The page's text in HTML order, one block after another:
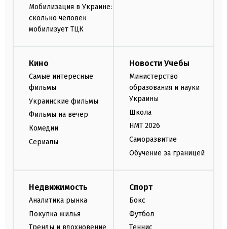
Мобилизация в Украине:
сколько человек
мобилизует ТЦК
Кино
Самые интересные
фильмы
Украинские фильмы
Фильмы на вечер
Комедии
Сериалы
Новости Учебы
Министерство
образования и науки
Украины
Школа
НМТ 2026
Саморазвитие
Обучение за границей
Недвижимость
Аналитика рынка
Покупка жилья
Спорт
Бокс
Футбол